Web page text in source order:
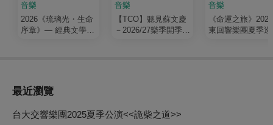
音樂
2026《琉璃光・生命
序章》— 經典文學清
音樂
【TCO】聽見蘇文慶
－2026/27樂季開季音
音樂
《命運之旅》
東回響樂團夏季巡
最近瀏覽
台大交響樂團2025夏季公演<<詭柴之道>>